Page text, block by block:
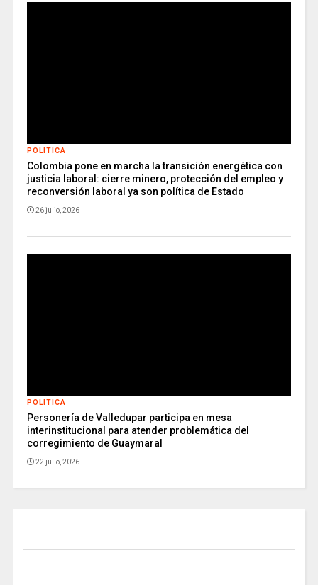
POLITICA
Colombia pone en marcha la transición energética con
justicia laboral: cierre minero, protección del empleo y
reconversión laboral ya son política de Estado
26 julio, 2026
POLITICA
Personería de Valledupar participa en mesa
interinstitucional para atender problemática del
corregimiento de Guaymaral
22 julio, 2026